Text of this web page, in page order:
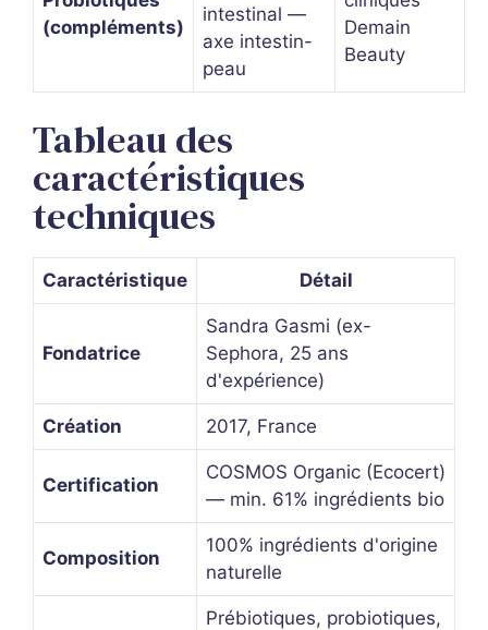
(compléments)
intestinal —
axe intestin-
peau
Demain
Beauty
Tableau des
caractéristiques
techniques
Caractéristique Détail
Fondatrice
Sandra Gasmi (ex-
Sephora, 25 ans
d'expérience)
Création 2017, France
Certification
COSMOS Organic (Ecocert)
— min. 61% ingrédients bio
Composition
100% ingrédients d'origine
naturelle
Prébiotiques, probiotiques,